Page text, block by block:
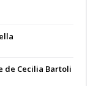
de Cecilia Bartoli